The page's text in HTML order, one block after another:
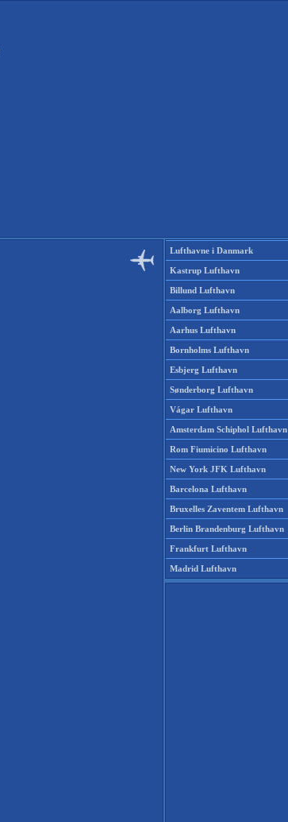
Lufthavne i Danmark
Kastrup Lufthavn
Billund Lufthavn
Aalborg Lufthavn
Aarhus Lufthavn
Bornholms Lufthavn
Esbjerg Lufthavn
Sønderborg Lufthavn
Vágar Lufthavn
Amsterdam Schiphol Lufthavn
Rom Fiumicino Lufthavn
New York JFK Lufthavn
Barcelona Lufthavn
Bruxelles Zaventem Lufthavn
Berlin Brandenburg Lufthavn
Frankfurt Lufthavn
Madrid Lufthavn